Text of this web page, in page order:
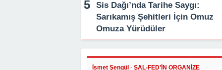
Sis Dağı’nda Tarihe Saygı:
Sarıkamış Şehitleri İçin Omuz
Omuza Yürüdüler
İsmet Şengül - ŞAL-FED’İN ORGANİZE